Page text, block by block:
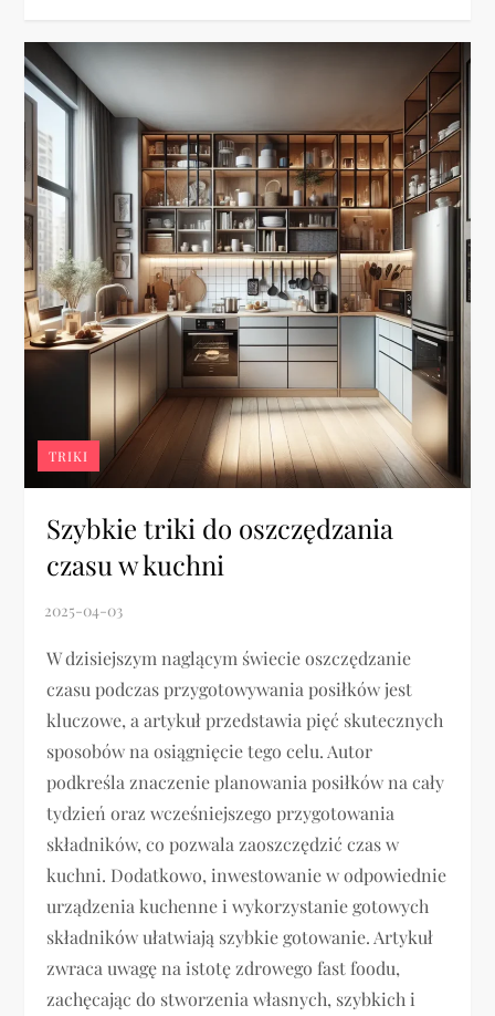
TRIKI
Szybkie triki do oszczędzania
czasu w kuchni
W dzisiejszym naglącym świecie oszczędzanie
czasu podczas przygotowywania posiłków jest
kluczowe, a artykuł przedstawia pięć skutecznych
sposobów na osiągnięcie tego celu. Autor
podkreśla znaczenie planowania posiłków na cały
tydzień oraz wcześniejszego przygotowania
składników, co pozwala zaoszczędzić czas w
kuchni. Dodatkowo, inwestowanie w odpowiednie
urządzenia kuchenne i wykorzystanie gotowych
składników ułatwiają szybkie gotowanie. Artykuł
zwraca uwagę na istotę zdrowego fast foodu,
zachęcając do stworzenia własnych, szybkich i